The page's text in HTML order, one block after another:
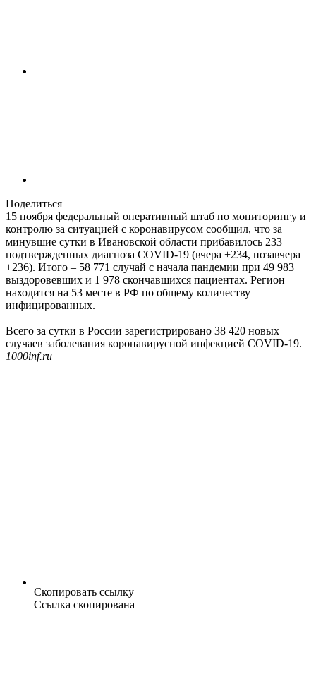
Поделиться
15 ноября федеральный оперативный штаб по мониторингу и
контролю за ситуацией с коронавирусом сообщил, что за
минувшие сутки в Ивановской области прибавилось 233
подтвержденных диагноза COVID-19 (вчера +234, позавчера
+236). Итого – 58 771 случай с начала пандемии при 49 983
выздоровевших и 1 978 скончавшихся пациентах. Регион
находится на 53 месте в РФ по общему количеству
инфицированных.
Всего за сутки в России зарегистрировано 38 420 новых
случаев заболевания коронавирусной инфекцией COVID-19.
1000inf.ru
Скопировать ссылку
Ссылка скопирована